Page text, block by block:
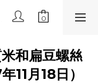
和扁豆螺𢇁
11月18日）